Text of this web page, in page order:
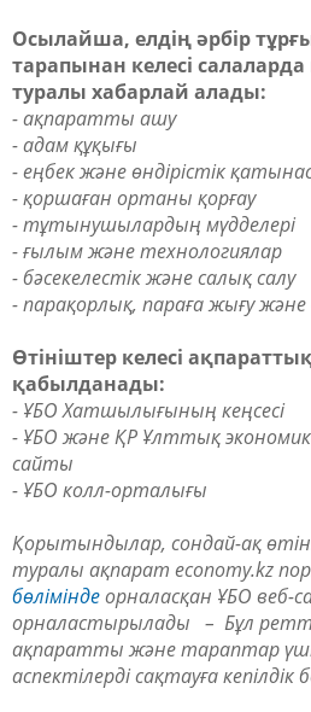
Осылайша, елдің әрбір
тарапынан келесі
туралы хабарлай алады:
- ақпаратты ашу
- адам құқығы
- еңбек және өндірістік
- қоршаған ортаны қорғау
- тұтынушылардың мүдделері
- ғылым және технологиялар
- бәсекелестік және салық салу
- парақорлық, параға жығу және
Өтініштер келесі
қабылданады:
- ҰБО Хатшылығының кеңсесі
- ҰБО және ҚР Ұлттық
сайты
- ҰБО колл-орталығы
Қорытындылар, сондай-ақ
туралы ақпарат economy.kz
бөліміндеорналасқан ҰБО веб-
орналастырылады – Бұл
ақпаратты және тараптар
аспектілерді сақтауға кепілдік